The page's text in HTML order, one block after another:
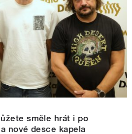
směle hrát i po
nové desce kapela